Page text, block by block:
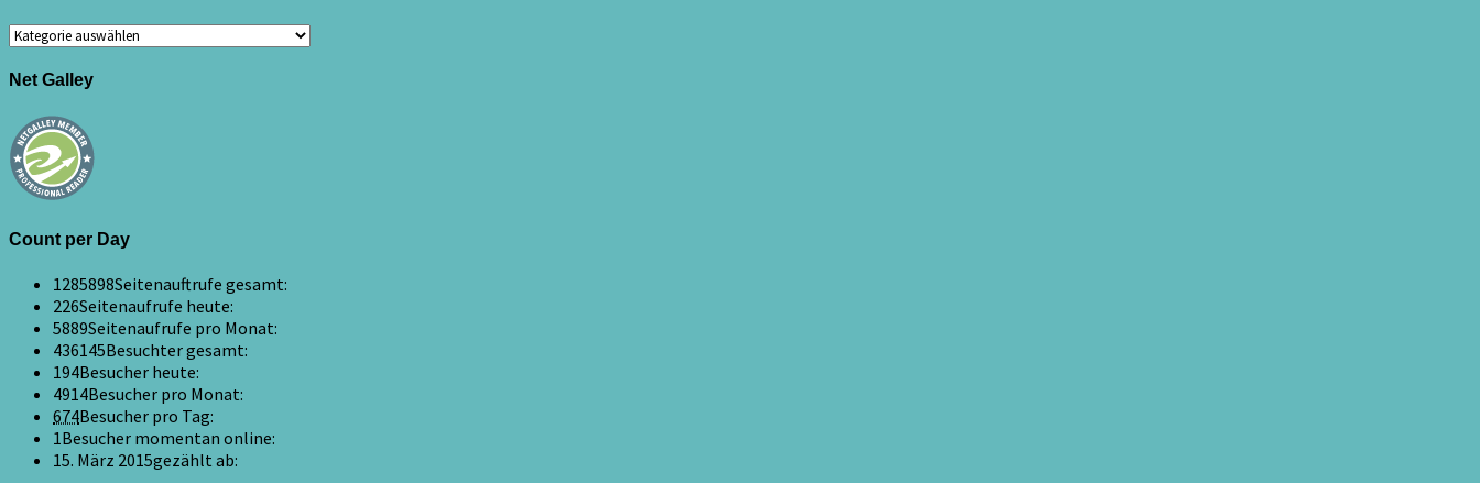
Kategorien
Net Galley
Count per Day
1285898Seitenauftrufe gesamt:
226Seitenaufrufe heute:
5889Seitenaufrufe pro Monat:
436145Besuchter gesamt:
194Besucher heute:
4914Besucher pro Monat:
674Besucher pro Tag:
1Besucher momentan online:
15. März 2015gezählt ab: